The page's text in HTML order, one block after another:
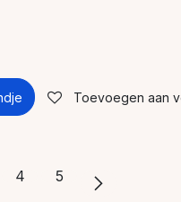
Toevoegen aan
4 5